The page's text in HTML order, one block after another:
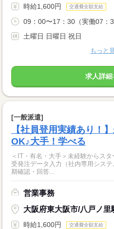
時給1,600円 交通費全額支給
09：00〜17：30（実働07：
土曜日 日曜日 祝日
もっと
求人詳細
[一般派遣]
【社員登用実績あり！
OK♪大手！学べる
＜IT・有名・大手＞未経験からスタ
受発注データ入力（社内専用シス
期確認・回答...
営業事務
大阪府東大阪市/八戸ノ里
時給1,600円 交通費全額支給